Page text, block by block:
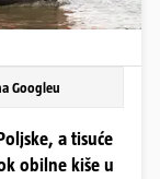
Googleu
a tisuće
obilne kiše u